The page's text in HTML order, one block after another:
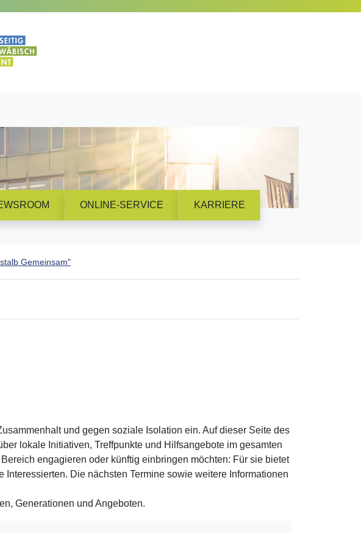
ONLINE-SERVICE KARRIERE
Gemeinsam"
und gegen soziale Isolation ein. Auf dieser Seite des
lokale Initiativen, Treffpunkte und Hilfsangebote im gesamten
engagieren oder künftig einbringen möchten: Für sie bietet
Die nächsten Termine sowie weitere Informationen
Generationen und Angeboten.